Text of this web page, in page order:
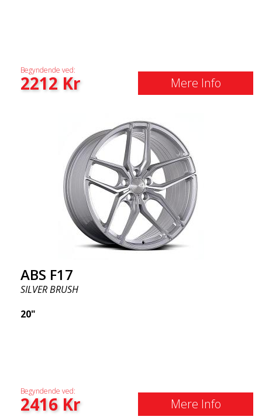
Begyndende ved:
2212Kr Mere Info
ABS F17
SILVER BRUSH
20"
Begyndende ved:
2416Kr Mere Info